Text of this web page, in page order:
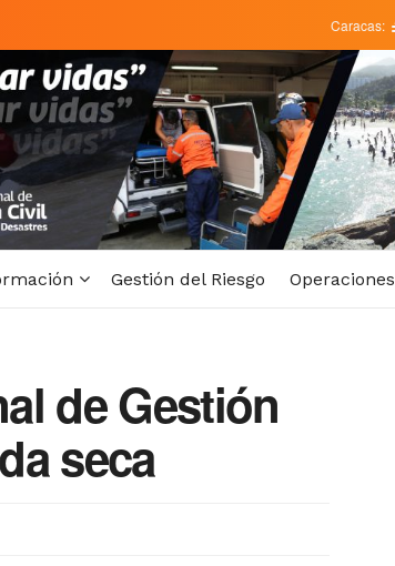
Caracas:
Gestión del Riesgo Operaciones
de Gestión
seca